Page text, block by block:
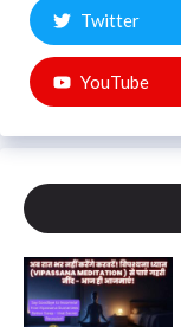
Twitter
YouTube